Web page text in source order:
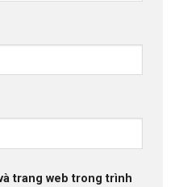
trang web trong trình